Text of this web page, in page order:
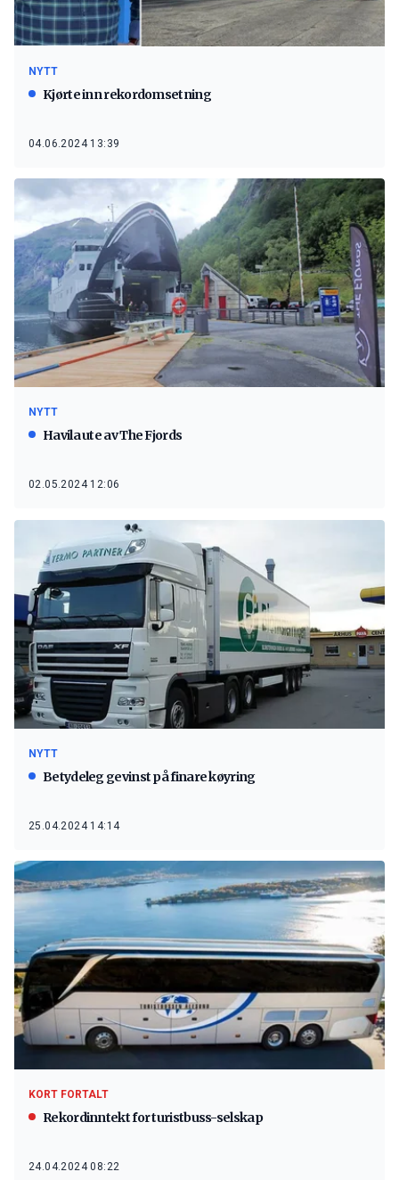
NYTT
Kjørte inn rekordomsetning
04.06.2024 13:39
NYTT
Havila ute av The Fjords
02.05.2024 12:06
NYTT
Betydeleg gevinst på finare køyring
25.04.2024 14:14
KORT FORTALT
Rekordinntekt for turistbuss-selskap
24.04.2024 08:22